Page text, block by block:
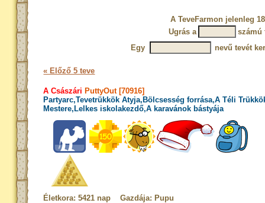
A TeveFarmon jelenleg
Ugrás a
számú
Egy
nevű tevét
« Előző 5 teve
A Császári PuttyOut [70916]
Partyarc,Tevetrükkök Atyja,Bölcsesség forrása,A Téli
Mestere,Lelkes iskolakezdő,A karavánok bástyája
Életkora: 5421 nap Gazdája: Pupu